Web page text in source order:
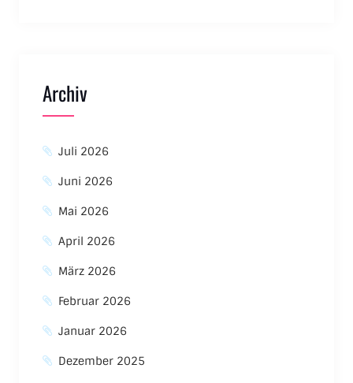
Archiv
Juli 2026
Juni 2026
Mai 2026
April 2026
März 2026
Februar 2026
Januar 2026
Dezember 2025